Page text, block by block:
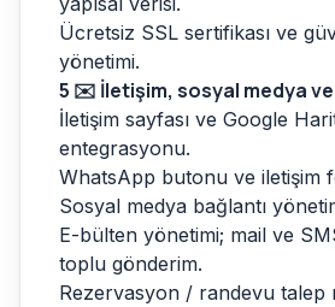
Ücretsiz SSL sertifikası ve
yönetimi.
5 ✉️ İletişim, sosyal medya
İletişim sayfası ve Google
entegrasyonu.
WhatsApp butonu ve iletişim
Sosyal medya bağlantı
E-bülten yönetimi; mail ve
toplu gönderim.
Rezervasyon / randevu talep